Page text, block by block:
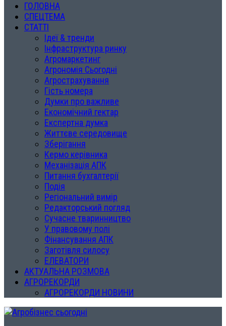
ГОЛОВНА
СПЕЦТЕМА
СТАТТІ
Ідеї & тренди
Інфраструктура ринку
Агромаркетинг
Агрономія Сьогодні
Агрострахування
Гість номера
Думки про важливе
Економічний гектар
Експертна думка
Життєве середовище
Зберігання
Кермо керівника
Механізація АПК
Питання бухгалтерії
Подія
Регіональний вимір
Редакторський погляд
Сучасне тваринництво
У правовому полі
Фінансування АПК
Заготівля силосу
ЕЛЕВАТОРИ
АКТУАЛЬНА РОЗМОВА
АГРОРЕКОРДИ
АГРОРЕКОРДИ НОВИНИ